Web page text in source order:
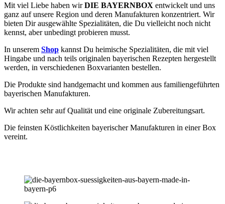
Mit viel Liebe haben wirDIE BAYERNBOX entwickelt und uns
ganz auf unsere Region und deren Manufakturen konzentriert. Wir
bieten Dir ausgewählte Spezialitäten, die Du vielleicht noch nicht
kennst, aber unbedingt probieren musst.
In unserem Shop kannst Du heimische Spezialitäten, die mit viel
Hingabe und nach teils originalen bayerischen Rezepten hergestellt
werden, in verschiedenen Boxvarianten bestellen.
Die Produkte sind handgemacht und kommen aus familiengeführten
bayerischen Manufakturen.
Wir achten sehr auf Qualität und eine originale Zubereitungsart.
Die feinsten Köstlichkeiten bayerischer Manufakturen in einer Box
vereint.